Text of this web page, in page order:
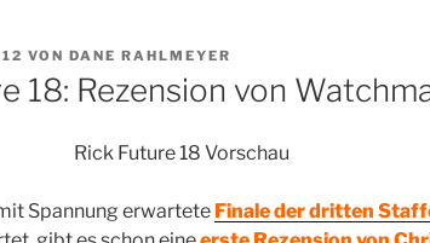
VON DANE RAHLMEYER
18: Rezension von
Spannung erwartete Finale der dritten